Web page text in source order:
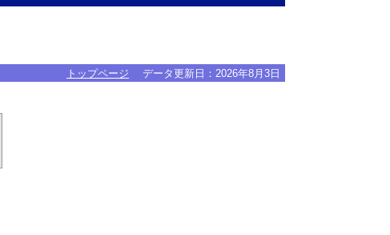
トップページ データ更新日： 2026年8月3日